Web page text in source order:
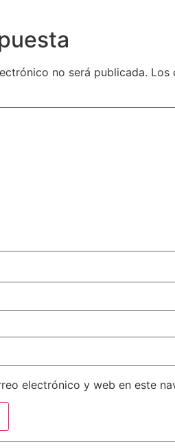
no será publicada. Los
electrónico y web en este